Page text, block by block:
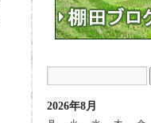
2026年8月